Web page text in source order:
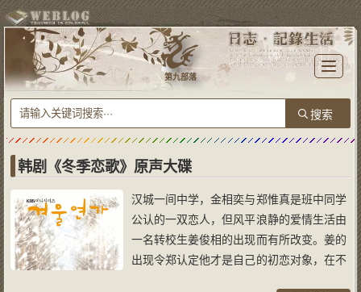
T
o
l
e
n
i
n
第九部落
韩剧《冬季恋歌》原声大碟
汉城一间中学，金相奕与郑惟真是班中同学
公认的一双恋人，但风平浪静的爱情生活由
一名转校生姜俊相的出现而有所改变。姜的
出现令郑认定他才是自己的初恋对象，在不